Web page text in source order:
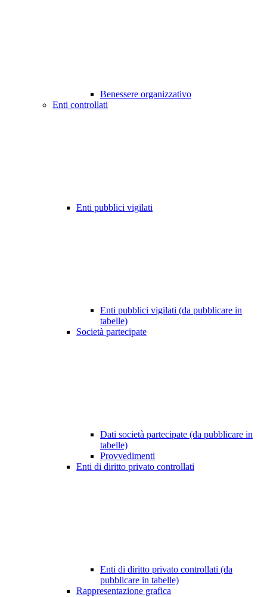
Benessere organizzativo
Enti controllati
Enti pubblici vigilati
Enti pubblici vigilati (da pubblicare in
tabelle)
Società partecipate
Dati società partecipate (da pubblicare in
tabelle)
Provvedimenti
Enti di diritto privato controllati
Enti di diritto privato controllati (da
pubblicare in tabelle)
Rappresentazione grafica